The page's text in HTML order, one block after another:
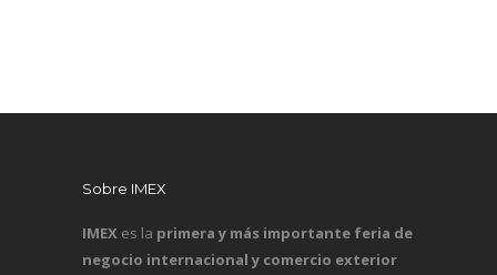
Sobre IMEX
IMEX es la primera y más importante feria de
negocio internacional y comercio exterior